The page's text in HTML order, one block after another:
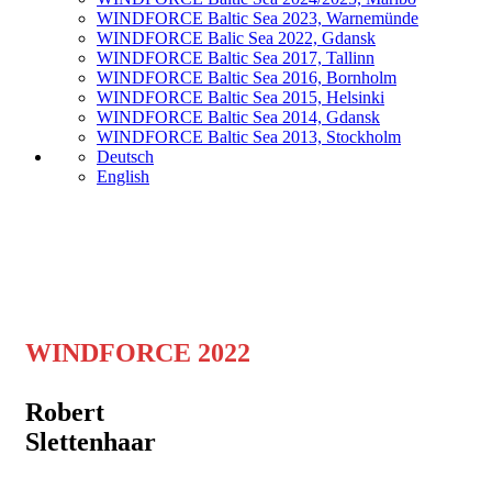
WINDFORCE Baltic Sea 2023, Warnemünde
WINDFORCE Balic Sea 2022, Gdansk
WINDFORCE Baltic Sea 2017, Tallinn
WINDFORCE Baltic Sea 2016, Bornholm
WINDFORCE Baltic Sea 2015, Helsinki
WINDFORCE Baltic Sea 2014, Gdansk
WINDFORCE Baltic Sea 2013, Stockholm
Deutsch
English
WINDFORCE 2022
Robert
Slettenhaar